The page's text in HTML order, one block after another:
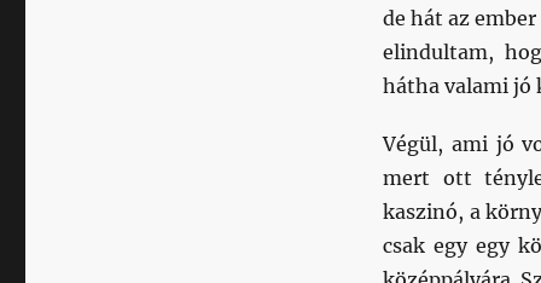
de hát az
elindultam,
hátha valami jó
Végül, ami jó
mert ott
kaszinó, a
csak egy egy